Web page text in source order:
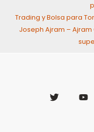
Trading y Bolsa para
Joseph Ajram –